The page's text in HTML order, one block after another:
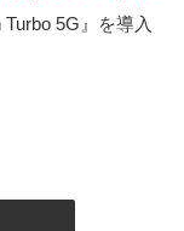
5G』を導入